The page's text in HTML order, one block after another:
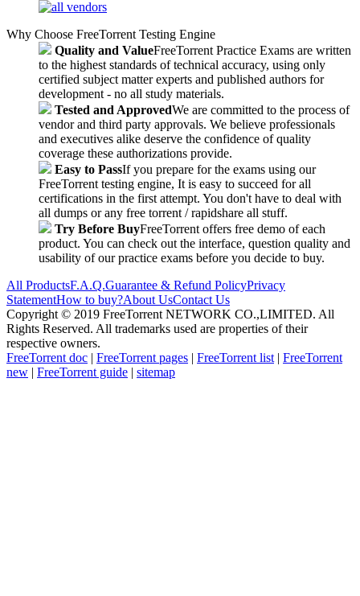
Why Choose FreeTorrent Testing Engine
Quality and ValueFreeTorrent Practice Exams are written
to the highest standards of technical accuracy, using only
certified subject matter experts and published authors for
development - no all study materials.
Tested and ApprovedWe are committed to the process of
vendor and third party approvals. We believe professionals
and executives alike deserve the confidence of quality
coverage these authorizations provide.
Easy to PassIf you prepare for the exams using our
FreeTorrent testing engine, It is easy to succeed for all
certifications in the first attempt. You don't have to deal with
all dumps or any free torrent / rapidshare all stuff.
Try Before BuyFreeTorrent offers free demo of each
product. You can check out the interface, question quality and
usability of our practice exams before you decide to buy.
All ProductsF.A.Q.Guarantee & Refund PolicyPrivacy
StatementHow to buy?About UsContact Us
Copyright © 2019 FreeTorrent NETWORK CO.,LIMITED. All
Rights Reserved. All trademarks used are properties of their
respective owners.
FreeTorrent doc | FreeTorrent pages | FreeTorrent list | FreeTorrent
new | FreeTorrent guide | sitemap